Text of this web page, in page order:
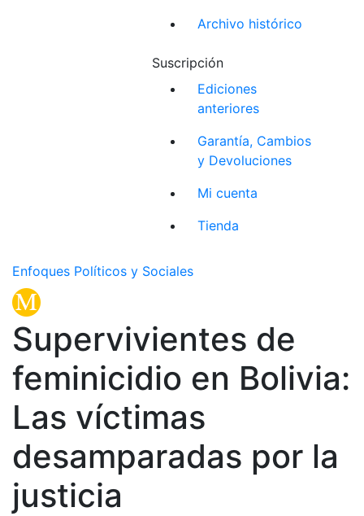
Archivo histórico
Suscripción
Ediciones
anteriores
Garantía, Cambios
y Devoluciones
Mi cuenta
Tienda
Enfoques Políticos y Sociales
Supervivientes de
feminicidio en Bolivia:
Las víctimas
desamparadas por la
justicia